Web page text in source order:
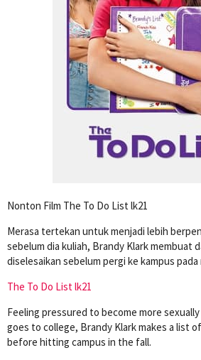
Nonton Film The To Do List lk21
Merasa tertekan untuk menjadi lebih
sebelum dia kuliah, Brandy Klark membuat
diselesaikan sebelum pergi ke kampus pada
The To Do List lk21
Feeling pressured to become more
goes to college, Brandy Klark makes a list
before hitting campus in the fall.